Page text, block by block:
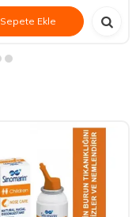
Sepete Ekle